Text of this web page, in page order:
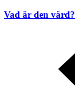
Vad är den värd?